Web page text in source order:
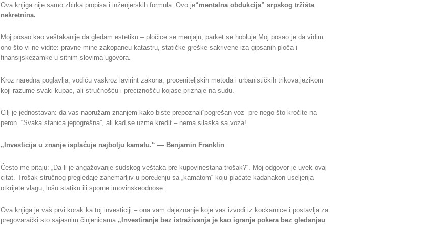
Ova knjiga nije samo zbirka propisa i inženjerskih formula. Ovo je“mentalna obdukcija” srpskog tržišta
nekretnina.
Moj posao kao veštakanije da gledam estetiku – pločice se menjaju, parket se hobluje.Moj posao je da vidim
ono što vi ne vidite: pravne mine zakopaneu katastru, statičke greške sakrivene iza gipsanih ploča i
finansijskezamke u sitnim slovima ugovora.
Kroz naredna poglavlja, vodiću vaskroz lavirint zakona, proceniteljskih metoda i urbanističkih trikova,jezikom
koji razume svaki kupac, ali stručnošću i preciznošću kojase priznaje na sudu.
Cilj je jednostavan: da vas naoružam znanjem kako biste prepoznali“pogrešan voz” pre nego što kročite na
peron. “Svaka stanica jepogrešna”, ali kad se uzme kredit – nema silaska sa voza!
„Investicija u znanje isplaćuje najbolju kamatu.“ — Benjamin Franklin
Često me pitaju: „Da li je angažovanje sudskog veštaka pre kupovinestana trošak?“. Moj odgovor je uvek ovaj
citat. Trošak stručnog pregledaje zanemarljiv u poređenju sa „kamatom“ koju plaćate kadanakon useljenja
otkrijete vlagu, lošu statiku ili sporne imovinskeodnose.
Ova knjiga je vaš prvi korak ka toj investiciji – ona vam dajeznanje koje vas izvodi iz kockarnice i postavlja za
pregovarački sto sajasnim činjenicama.„Investiranje bez istraživanja je kao igranje pokera bez gledanjau